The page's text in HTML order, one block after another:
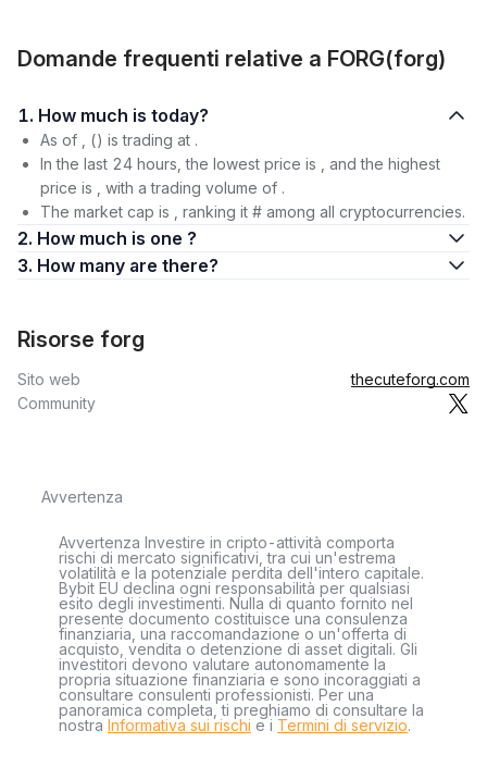
Domande frequenti relative a FORG(forg)
1. How much is today?
As of , () is trading at .
In the last 24 hours, the lowest price is , and the highest
price is , with a trading volume of .
The market cap is , ranking it # among all cryptocurrencies.
2. How much is one ?
3. How many are there?
Risorse forg
Sito web
thecuteforg.com
Community
Avvertenza
Avvertenza Investire in cripto-attività comporta
rischi di mercato significativi, tra cui un'estrema
volatilità e la potenziale perdita dell'intero capitale.
Bybit EU declina ogni responsabilità per qualsiasi
esito degli investimenti. Nulla di quanto fornito nel
presente documento costituisce una consulenza
finanziaria, una raccomandazione o un'offerta di
acquisto, vendita o detenzione di asset digitali. Gli
investitori devono valutare autonomamente la
propria situazione finanziaria e sono incoraggiati a
consultare consulenti professionisti. Per una
panoramica completa, ti preghiamo di consultare la
nostra Informativa sui rischi e i Termini di servizio.